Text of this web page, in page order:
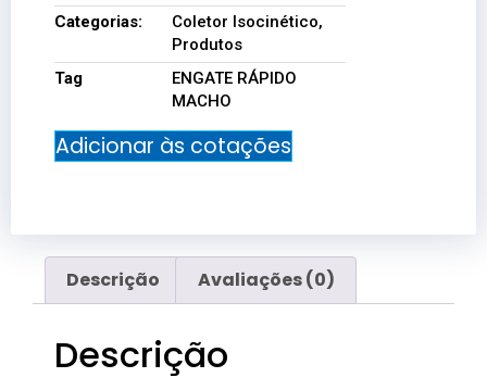
Categorias:
Coletor Isocinético,
Produtos
Tag
ENGATE RÁPIDO
MACHO
Adicionar às cotações
Descrição Avaliações (0)
Descrição